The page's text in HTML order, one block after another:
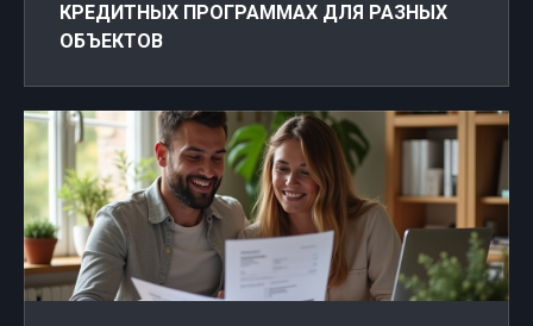
КРЕДИТНЫХ ПРОГРАММАХ ДЛЯ РАЗНЫХ
ОБЪЕКТОВ